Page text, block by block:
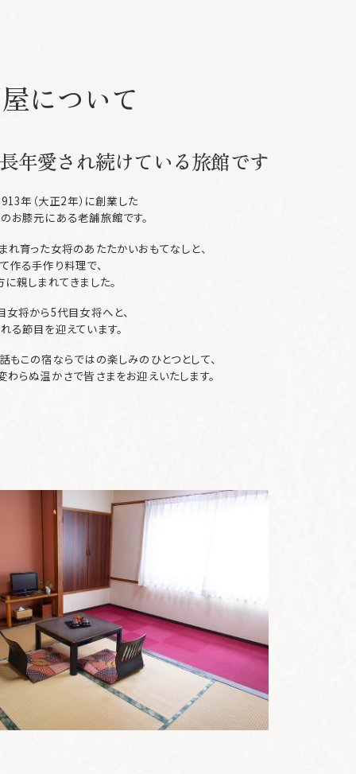
について
年愛され続けている旅館です
年（大正2年）に創業した
お膝元にある老舗旅館です。
れ育った女将のあたたかいおもてなしと、
作る手作り料理で、
に親しまれてきました。
将から5代目女将へと、
る節目を迎えています。
もこの宿ならではの楽しみのひとつとして、
わらぬ温かさで皆さまをお迎えいたします。